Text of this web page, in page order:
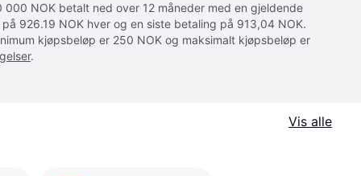
000 NOK betalt ned over 12 måneder med en gjeldende
926.19 NOK hver og en siste betaling på 913,04 NOK.
kjøpsbeløp er 250 NOK og maksimalt kjøpsbeløp er
.
Vis alle